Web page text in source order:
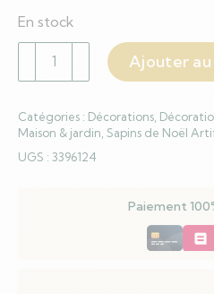
En stock
quantité
de
Noël
artificiel
Ajouter
Catégories : Décorations
Maison & jardin Sapins de Noël
UGS : 3396124
Paiement